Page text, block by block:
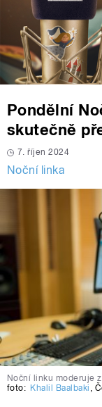
Pondělní
skutečně
7. říjen 2024
Noční linka
Noční linku moderuje
foto: Khalil Baalbaki ,